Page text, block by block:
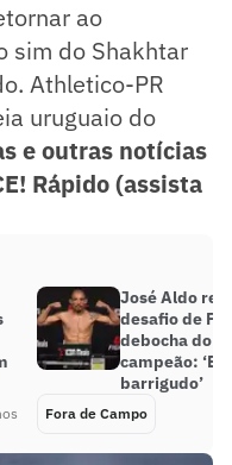
ao
sim do Shakhtar
Athletico-PR
uruguaio do
e outras notícias
Rápido (assista
José Aldo
desafio de
debocha do
campeão:
barrigudo’
Fora de Campo